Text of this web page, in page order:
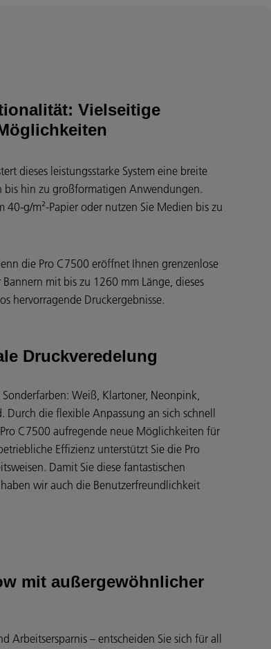
Vielseitige
dieses leistungsstarke System eine breite
hin zu großformatigen Anwendungen.
g/m²-Papier oder nutzen Sie Medien bis zu
die Pro C7500 eröffnet Ihnen grenzenlose
mit bis zu 1260 mm Länge, dieses
hervorragende Druckergebnisse.
Druckveredelung
Weiß, Klartoner, Neonpink,
die flexible Anpassung an sich schnell
C7500 aufregende neue Möglichkeiten für
Effizienz unterstützt Sie die Pro
Damit Sie diese fantastischen
wir auch die Benutzerfreundlichkeit
mit außergewöhnlicher
– entscheiden Sie sich für all